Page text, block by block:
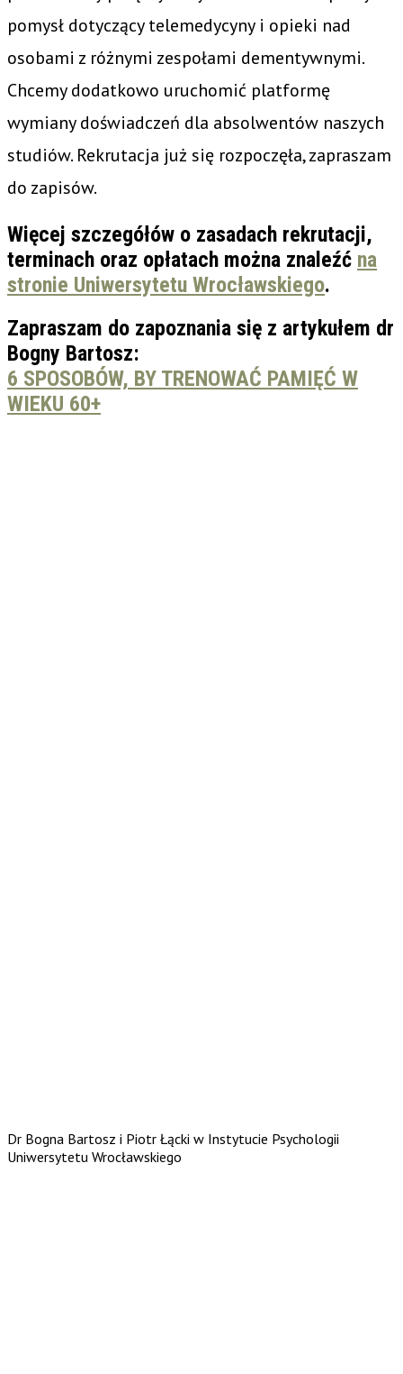
pomysł dotyczący telemedycyny i opieki nad
osobami z różnymi zespołami dementywnymi.
Chcemy dodatkowo uruchomić platformę
wymiany doświadczeń dla absolwentów naszych
studiów. Rekrutacja już się rozpoczęła, zapraszam
do zapisów.
Więcej szczegółów o zasadach rekrutacji,
terminach oraz opłatach można znaleźć na
stronie Uniwersytetu Wrocławskiego.
Zapraszam do zapoznania się z artykułem dr
Bogny Bartosz:
6 SPOSOBÓW, BY TRENOWAĆ PAMIĘĆ W
WIEKU 60+
Dr Bogna Bartosz i Piotr Łącki w Instytucie Psychologii
Uniwersytetu Wrocławskiego